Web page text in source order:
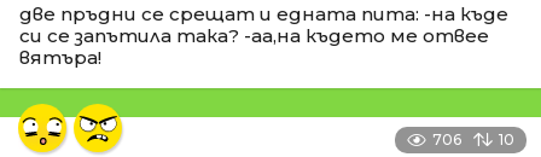
две пръдни се срещат и едната пита: -на къде
си се запътила така? -аа,на където ме отвее
вятъра!
706 10